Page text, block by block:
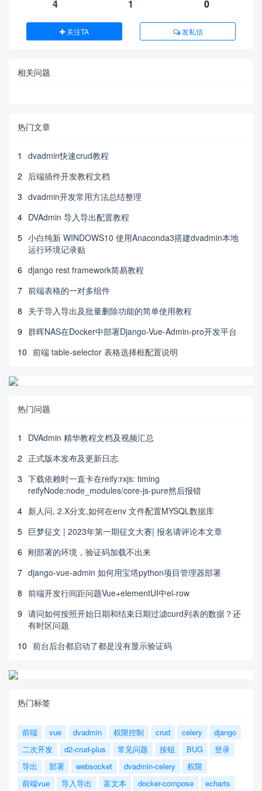
4 1 0
关注TA 发私信
相关问题
热门文章
1
dvadmin快速crud教程
2
后端插件开发教程文档
3 dvadmin开发常用方法总结整理
4 DVAdmin 导入导出配置教程
5 小白纯新 WINDOWS10 使用Anaconda3搭建dvadmin本地
运行环境记录贴
6 django rest framework简易教程
7 前端表格的一对多组件
8 关于导入导出及批量删除功能的简单使用教程
9 群晖NAS在Docker中部署Django-Vue-Admin-pro开发平台
10 前端 table-selector 表格选择框配置说明
热门问题
1
DVAdmin 精华教程文档及视频汇总
2 正式版本发布及更新日志
3 下载依赖时一直卡在reify:rxjs: timing
reifyNode:node_modules/core-js-pure然后报错
4 新人问, 2.X分支,如何在env 文件配置MYSQL数据库
5 巨梦征文 | 2023年第一期征文大赛| 报名请评论本文章
6 刚部署的环境，验证码加载不出来
7 django-vue-admin 如何用宝塔python项目管理器部署
8 前端开发行间距问题Vue+elementUI中el-row
9 请问如何按照开始日期和结束日期过滤curd列表的数据？还
有时区问题
10 前台后台都启动了都是没有显示验证码
热门标签
前端 vue dvadmin 权限控制 crud celery
django
二次开发
d2-crud-plus 常见问题 按钮 BUG
登录
导出
部署 websocket dvadmin-celery
权限
前端vue
导入导出 富文本 docker-compose
echarts